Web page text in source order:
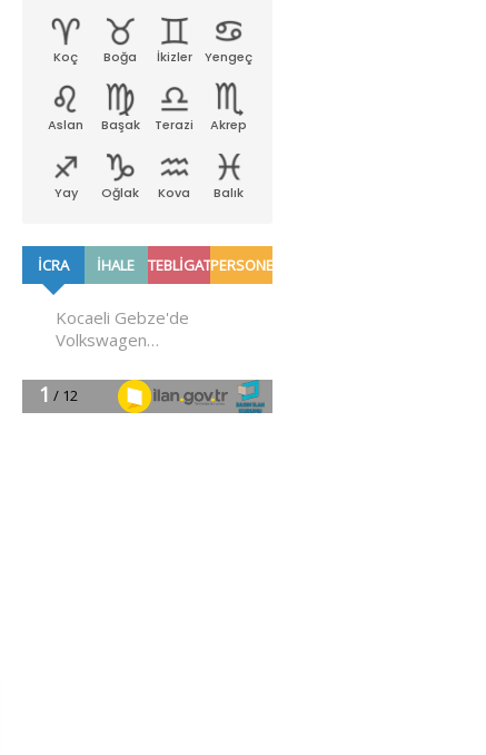
Koç Boğa İkizler Yengeç
Aslan Başak Terazi Akrep
Yay Oğlak Kova Balık